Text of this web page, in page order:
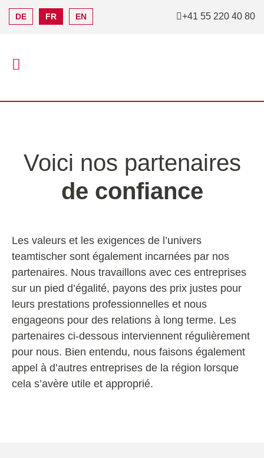
DE FR EN +41 55 220 40 80
Voici nos partenaires
de confiance
Les valeurs et les exigences de l’univers
teamtischer sont également incarnées par nos
partenaires. Nous travaillons avec ces entreprises
sur un pied d’égalité, payons des prix justes pour
leurs prestations professionnelles et nous
engageons pour des relations à long terme. Les
partenaires ci-dessous interviennent régulièrement
pour nous. Bien entendu, nous faisons également
appel à d’autres entreprises de la région lorsque
cela s’avère utile et approprié.